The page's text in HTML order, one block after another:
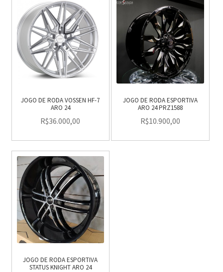
JOGO DE RODA VOSSEN HF-7
ARO 24
R$36.000,00
JOGO DE RODA ESPORTIVA
ARO 24 PRZ1588
R$10.900,00
JOGO DE RODA ESPORTIVA
STATUS KNIGHT ARO 24